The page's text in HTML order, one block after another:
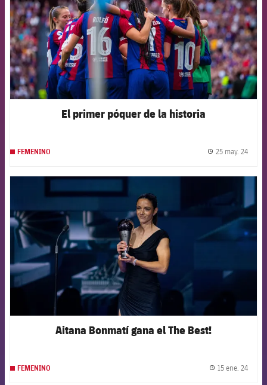
El primer póquer de la historia
FEMENINO 25 may. 24
Aitana Bonmatí gana el The Best!
FEMENINO 15 ene. 24